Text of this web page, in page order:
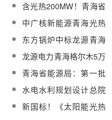
含光热200MW！青海省
沙戈荒大基地节地评价
技术咨询招标
中广核新能源青海光热
试验基地建安工程竞谈
公告
东方锅炉中标龙源青海
格尔木5万千瓦熔盐储能
项目蒸汽发生器设备
龙源电力青海格尔木5万
千瓦熔盐储能工程场区
PC总承包招标
青海省能源局：第一批
大基地640万千瓦建成
投产，光热项目正加快
建设
水电水利规划设计总院
新能源研究院陆上能源
部主任王昊轶：加强光
新国标！《太阳能光热